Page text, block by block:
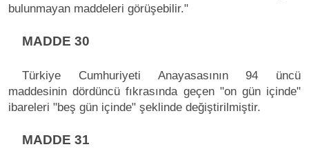
bulunmayan maddeleri görüşebilir."
MADDE 30
Türkiye Cumhuriyeti Anayasasının 94 üncü
maddesinin dördüncü fıkrasında geçen "on gün içinde"
ibareleri "beş gün içinde" şeklinde değiştirilmiştir.
MADDE 31